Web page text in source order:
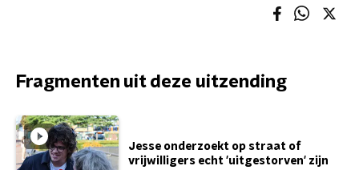
Fragmenten uit deze uitzending
Jesse onderzoekt op straat of
vrijwilligers echt 'uitgestorven' zijn